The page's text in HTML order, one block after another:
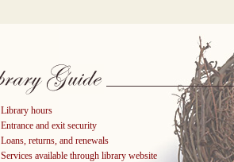
Library hours
Entrance and exit security
Loans, returns, and renewals
Services available through library website